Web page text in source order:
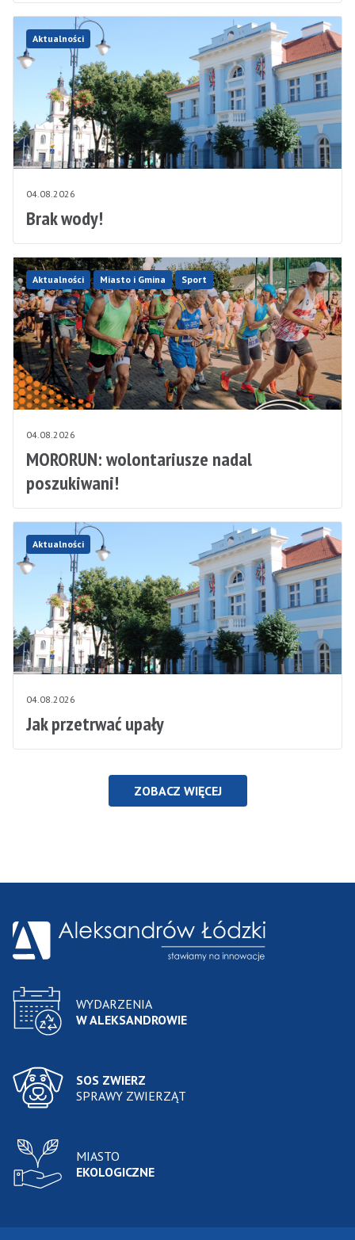
Aktualności
04.08.2026
Brak wody!
Aktualności Miasto i Gmina Sport
04.08.2026
MORORUN: wolontariusze nadal
poszukiwani!
Aktualności
04.08.2026
Jak przetrwać upały
ZOBACZ WIĘCEJ
WYDARZENIA
W ALEKSANDROWIE
SOS ZWIERZ
SPRAWY ZWIERZĄT
MIASTO
EKOLOGICZNE